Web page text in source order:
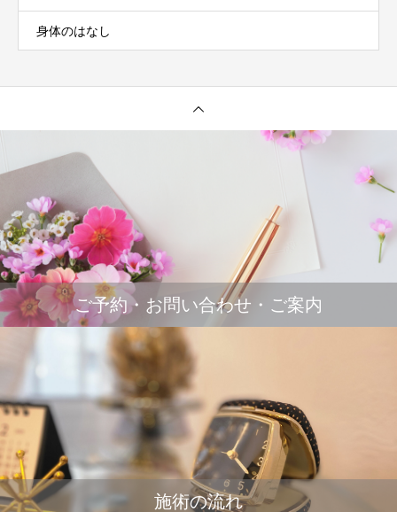
身体のはなし
ご予約・お問い合わせ・ご案内
施術の流れ